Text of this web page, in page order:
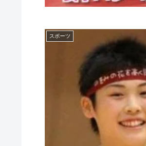
スポーツ